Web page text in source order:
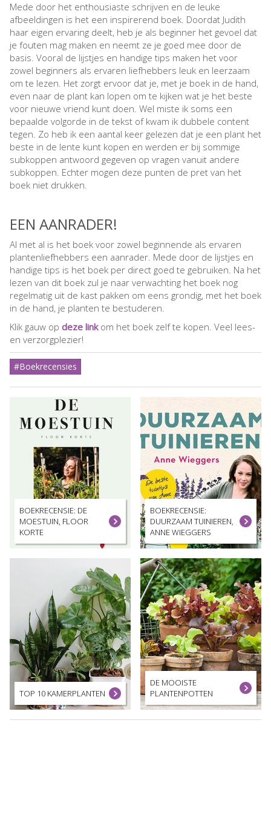
Mede door het enthousiaste schrijven en de leuke
afbeeldingen is het een inspirerend boek. Doordat Judith
haar eigen ervaring deelt, heb je als beginner het gevoel dat
je fouten mag maken en neemt ze je goed mee door de
basis. Vooral de lijstjes en handige tips maken het voor
zowel beginners als ervaren liefhebbers leuk en leerzaam
om te lezen. Het zorgt ervoor dat je, met je boek in de hand,
even naar de plant kan lopen om te kijken wat je het beste
voor nieuwe vriend kunt doen. Wel miste ik soms een
bepaalde volgorde in de tekst of kwam ik dubbele content
tegen. Zo heb ik een aantal keer gelezen dat je een plant het
beste in de lente kunt kopen en werden er bij sommige
subkoppen antwoord gegeven op vragen vanuit andere
subkoppen. Echter mogen deze punten de pret van het
boek niet drukken.
EEN AANRADER!
Al met al is het boek voor zowel beginnende als ervaren
plantenliefhebbers een aanrader. Mede door de lijstjes en
handige tips is het boek per direct goed te gebruiken. Na het
lezen van dit boek zul je naar verwachting het boek nog
regelmatig uit de kast pakken om eens grondig, met het boek
in de hand, je planten te bestuderen.
Klik gauw op deze linkom het boek zelf te kopen. Veel lees-
en verzorgplezier!
#Boekrecensies
BOEKRECENSIE: DE
MOESTUIN, FLOOR
KORTE
BOEKRECENSIE:
DUURZAAM TUINIEREN,
ANNE WIEGGERS
TOP 10 KAMERPLANTEN
DE MOOISTE
PLANTENPOTTEN